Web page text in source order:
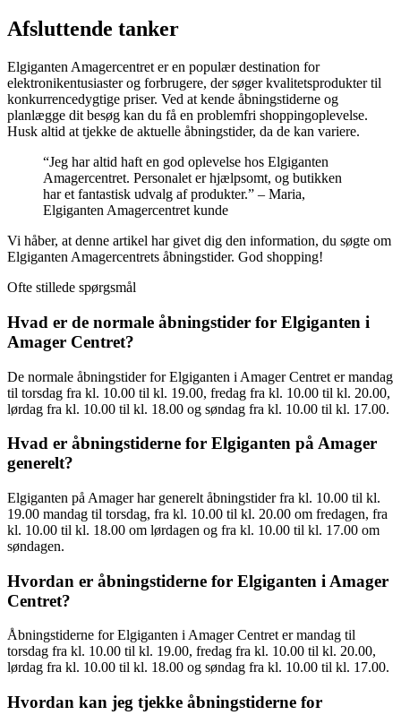
Afsluttende tanker
Elgiganten Amagercentret er en populær destination for
elektronikentusiaster og forbrugere, der søger kvalitetsprodukter til
konkurrencedygtige priser. Ved at kende åbningstiderne og
planlægge dit besøg kan du få en problemfri shoppingoplevelse.
Husk altid at tjekke de aktuelle åbningstider, da de kan variere.
“Jeg har altid haft en god oplevelse hos Elgiganten
Amagercentret. Personalet er hjælpsomt, og butikken
har et fantastisk udvalg af produkter.” – Maria,
Elgiganten Amagercentret kunde
Vi håber, at denne artikel har givet dig den information, du søgte om
Elgiganten Amagercentrets åbningstider. God shopping!
Ofte stillede spørgsmål
Hvad er de normale åbningstider for Elgiganten i
Amager Centret?
De normale åbningstider for Elgiganten i Amager Centret er mandag
til torsdag fra kl. 10.00 til kl. 19.00, fredag fra kl. 10.00 til kl. 20.00,
lørdag fra kl. 10.00 til kl. 18.00 og søndag fra kl. 10.00 til kl. 17.00.
Hvad er åbningstiderne for Elgiganten på Amager
generelt?
Elgiganten på Amager har generelt åbningstider fra kl. 10.00 til kl.
19.00 mandag til torsdag, fra kl. 10.00 til kl. 20.00 om fredagen, fra
kl. 10.00 til kl. 18.00 om lørdagen og fra kl. 10.00 til kl. 17.00 om
søndagen.
Hvordan er åbningstiderne for Elgiganten i Amager
Centret?
Åbningstiderne for Elgiganten i Amager Centret er mandag til
torsdag fra kl. 10.00 til kl. 19.00, fredag fra kl. 10.00 til kl. 20.00,
lørdag fra kl. 10.00 til kl. 18.00 og søndag fra kl. 10.00 til kl. 17.00.
Hvordan kan jeg tjekke åbningstiderne for